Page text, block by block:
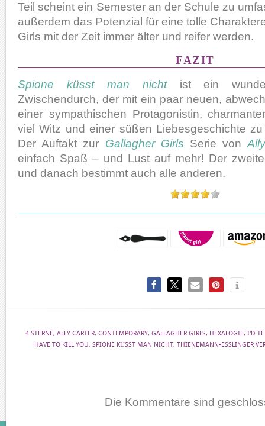
Teil scheint ein Semester an der Schule zu
außerdem das Potenzial für eine tolle
Girls mit der Zeit immer älter und reifer werden.
FAZIT
Spione küsst man nichtist ein
Zwischendurch, der mit ein paar neuen,
einer sympathischen Protagonistin,
viel Witz und einer süßen Liebesgeschichte
Der Auftakt zur Gallagher Girls Serie von
einfach Spaß – und Lust auf mehr! Der
und danach bestimmt auch alle anderen.
4 STERNE, ALLY CARTER, CONTEMPORARY, GALLAGHER GIRLS, HEXALOGIE, I'D
HAVE TO KILL YOU, SPIONE KÜSST MAN NICHT, THIENEMANN-ESSLINGER
Die Kommentare sind